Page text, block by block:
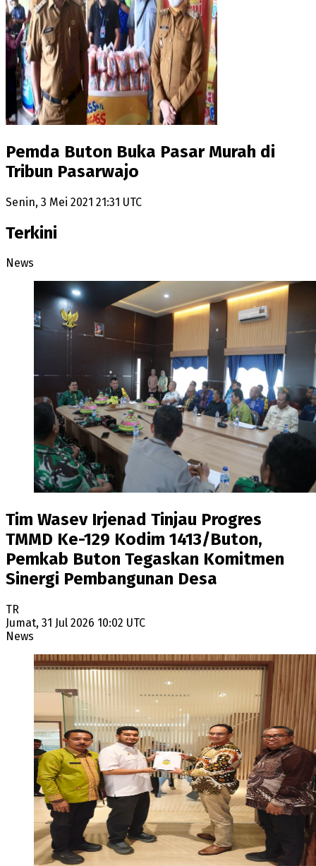
Pemda Buton Buka Pasar Murah di
Tribun Pasarwajo
Senin, 3 Mei 2021 21:31 UTC
Terkini
News
Tim Wasev Irjenad Tinjau Progres
TMMD Ke-129 Kodim 1413/Buton,
Pemkab Buton Tegaskan Komitmen
Sinergi Pembangunan Desa
TR
Jumat, 31 Jul 2026 10:02 UTC
News